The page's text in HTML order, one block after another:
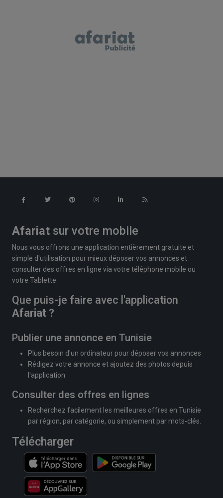
Afariat sur votre mobile
Nous vous offrons une application entièrement gratuite et
simple d'utilisation pour mieux déposer vos annonces et
consulter des offres en ligne via votre téléphone mobile ou
votre Tablette.
Que puis-je faire avec l'application
Afariat ?
Publier une annonce en Tunisie
Plus besoin d'un ordinateur pour déposer vos annonces
Rédigez votre annonce et ajoutez des photos depuis
l'application
Consulter des offres en lignes
Recherchez facilement les meilleures offres en Tunisie
par région, par catégorie, ou simplement par mots-clés.
Télécharger